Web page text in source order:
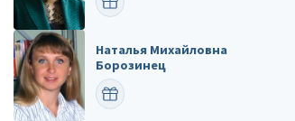
Наталья Михайловна
Борозинец
ПОЗДРАВИТЬ